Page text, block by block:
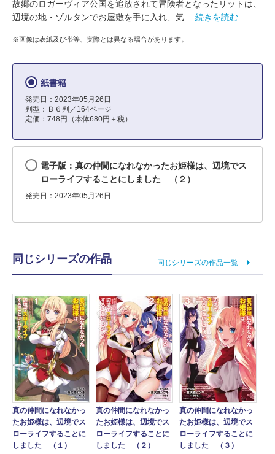
故郷のロガーヴィア公国を追放されて冒険者となったリットは、
辺境の地・ゾルタンでお屋敷を手に入れ、気
…続きを読む
※画像は表紙及び帯等、実際とは異なる場合があります。
紙書籍
発売日：2023年05月26日
判型：Ｂ６判／164ページ
定価：748円（本体680円＋税）
電子版：真の仲間になれなかったお姫様は、辺境でス
ローライフすることにしました （２）
発売日：2023年05月26日
同じシリーズの作品 同じシリーズの作品一覧
真の仲間になれなかっ
たお姫様は、辺境でス
ローライフすることに
しました （１）
真の仲間になれなかっ
たお姫様は、辺境でス
ローライフすることに
しました （２）
真の仲間になれなかっ
たお姫様は、辺境でス
ローライフすることに
しました （３）